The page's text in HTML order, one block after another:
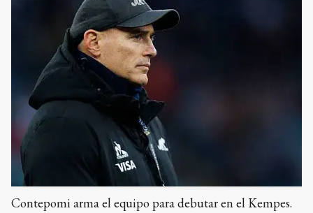
Contepomi arma el equipo para debutar en el Kempes.